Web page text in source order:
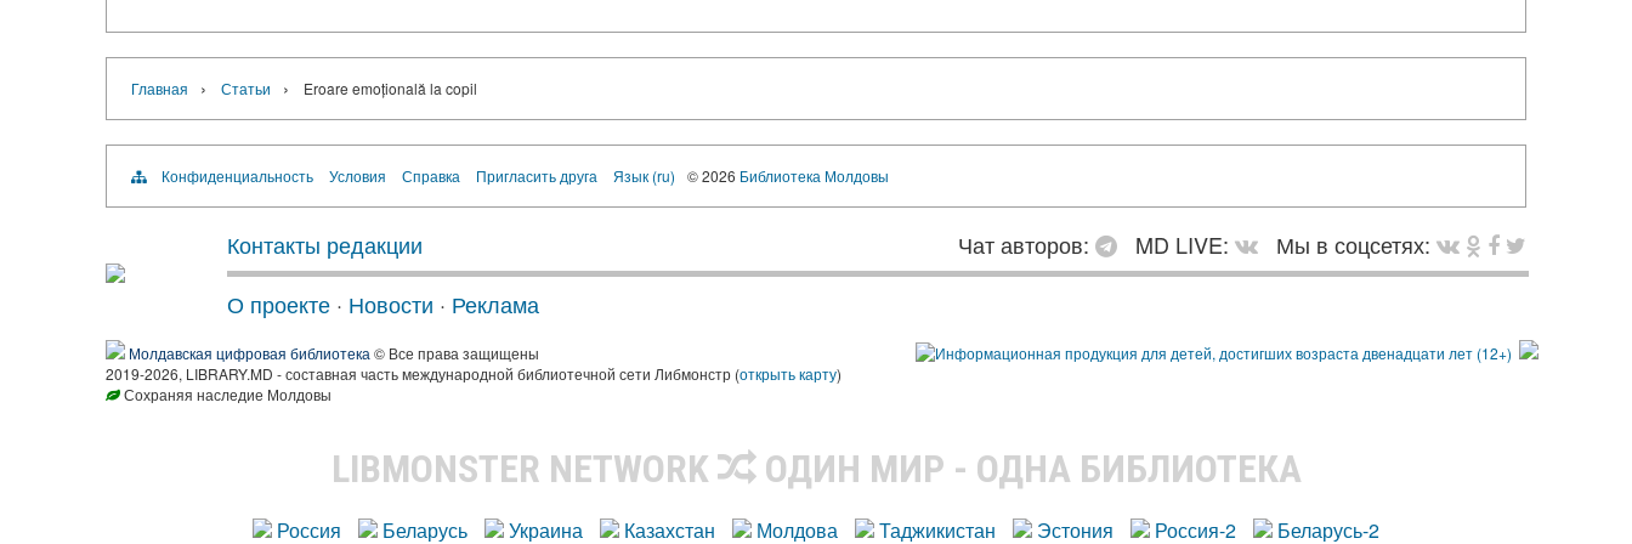
Главная › Статьи › Eroare emoțională la copil
Конфиденциальность Условия Справка Пригласить друга Язык (ru) © 2026 Библиотека Молдовы
Контакты редакции Чат авторов: MD LIVE:
Мы в соцсетях:
О проекте · Новости · Реклама
Молдавская цифровая библиотека© Все права защищены
2019-2026, LIBRARY.MD - составная часть международной библиотечной сети Либмонстр (открыть карту)
Сохраняя наследие Молдовы
LIBMONSTER NETWORK ОДИН МИР - ОДНА БИБЛИОТЕКА
Россия Беларусь Украина Казахстан Молдова Таджикистан Эстония Россия-2 Беларусь-2